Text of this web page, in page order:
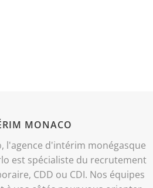
MONACO
l'agence d'intérim monégasque
est spécialiste du recrutement
CDD ou CDI. Nos équipes